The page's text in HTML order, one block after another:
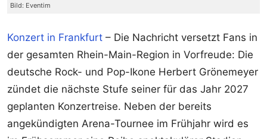
Bild: Eventim
Konzert in Frankfurt – Die Nachricht versetzt Fans in
der gesamten Rhein-Main-Region in Vorfreude: Die
deutsche Rock- und Pop-Ikone Herbert Grönemeyer
zündet die nächste Stufe seiner für das Jahr 2027
geplanten Konzertreise. Neben der bereits
angekündigten Arena-Tournee im Frühjahr wird es